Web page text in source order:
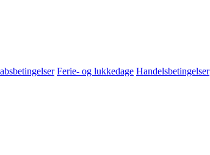
Ferie- og lukkedage Handelsbetingelser